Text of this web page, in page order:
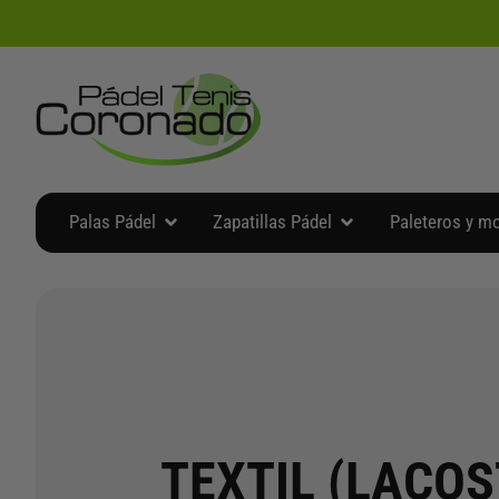
al
Palas Pádel Abrir Palas Pádel
Zapatillas Pádel Abrir Zapatillas Pádel
Paleteros y
TEXTIL